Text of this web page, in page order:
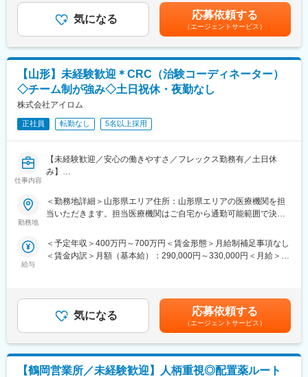
他の会社よりもさまざまな人たちが集まる組織。異なる能力を持
ったスタッフそれぞれが、協力し合って働いています！
る業務
・医療従事者向けの説明会の企画・実施、医師同士のコミュニケ
ーション推進のための研究会・勉強会の立ち上げ、講演会の企
画・運営 等
※勤務地については、選考内で希望を伺ったうえで決定します。
＼IQVIAでMRとして働く魅力／
（１）充実の待遇：同業他社の中でも平均給与の高さや非課税の
日当の支給の他、退職金や団体保険制度、単身赴任手当や月1回の
帰省交通費の支給など福利厚生が充実しており、長期就業される
社員が多いのも特徴です。
公募制度も充実しておりますので、IQVIAが展開している他の事業
部への異動も可能です。
事担当者などの管理部門など
（３）手厚い研修体制でスキルアップができます：製品研修、ス
してのスキルのみならず、データ分析、マーケティングなど多角
的にヘルスケアのプロフェッショナル人材を育成する研修制度を
【IQVIAサービシーズジャパンについて】
・世界100以上の国と地域／8万人の社員が、医薬品の臨床開発～
プロモーションに携わり、市場を流通するほぼすべての医薬品に
関与しています
・日本においても業界トップシェアを誇り、常時100以上のPJが
稼働しています
ジェクト稼働手当(35,000円)、外勤日当（1日1,500円／外勤3.5時
間以上）■変動賞与制（6月・12月・3月）※平均実績6ヶ月分■イン
センティブ：3月（対象者）賃金はあくまでも目安の金額であり、
選考を通じて上下する可能性があります。月給(月額)は固定手当を
含めた表記です。
気になる 応募依頼する
（エージェントサービス）
【山形】未経験歓迎＊CRC（治験コーディネーター）
◇チーム制が強み◇土日祝休・夜勤なし
株式会社アイロム
正社員 転勤なし 5名以上採用
仕事内容
【未経験歓迎／安心の働きやすさ／フレックス勤務有／土日休
み】
■業務詳細／治験コーディネーター（CRCって何？）
新しい薬や治療法が安全で効果的かどうかを確かめるための臨床
＜具体的に＞
患者さんが治験に参加する手続きを助けたり、治験中のデータを
治験が成功するためにはCRCの役割が非常に重要で、医療の進歩
に貢献できるやりがいのある仕事です。
※担当する医療機関に常駐しての業務となります。
■治験コーディネーターで得られるスキル：
（1）コミュニケーション力：
勤務地
＜勤務地詳細＞山形県エリア住所：山形県エリアの医療機関を担
当いただきます。担当医療機関はご自宅から通勤可能範囲で決定
給与
＜予定年収＞400万円～700万円＜賃金形態＞月給制補足事項なし
＜賃金内訳＞月額（基本給）：290,000円～330,000円＜月給＞
る可能性があります。月給(月額)は固定手当を含めた表記です。
気になる 応募依頼する
（エージェントサービス）
【鶴岡営業所／未経験歓迎】人柄重視◎配置薬ルート